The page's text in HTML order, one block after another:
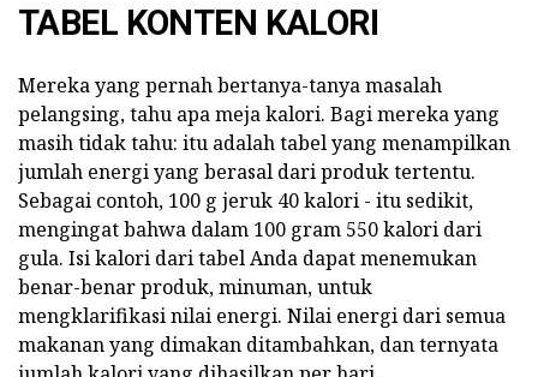
TABEL KONTEN KALORI
Mereka yang pernah bertanya-tanya masalah
pelangsing, tahu apa meja kalori. Bagi mereka yang
masih tidak tahu: itu adalah tabel yang menampilkan
jumlah energi yang berasal dari produk tertentu.
Sebagai contoh, 100 g jeruk 40 kalori - itu sedikit,
mengingat bahwa dalam 100 gram 550 kalori dari
gula. Isi kalori dari tabel Anda dapat menemukan
benar-benar produk, minuman, untuk
mengklarifikasi nilai energi. Nilai energi dari semua
makanan yang dimakan ditambahkan, dan ternyata